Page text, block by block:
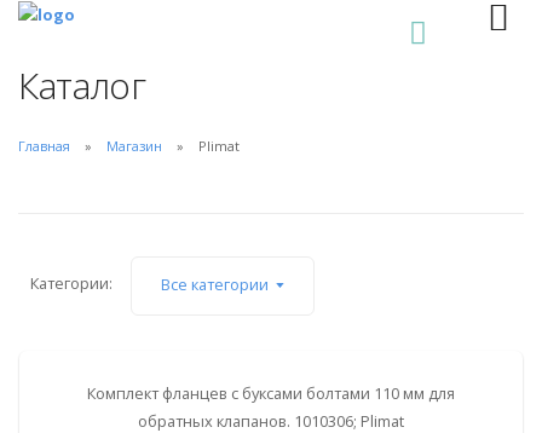
Каталог
Главная Магазин Plimat
Категории: Все категории
Комплект фланцев с буксами болтами 110 мм для
обратных клапанов. 1010306; Plimat